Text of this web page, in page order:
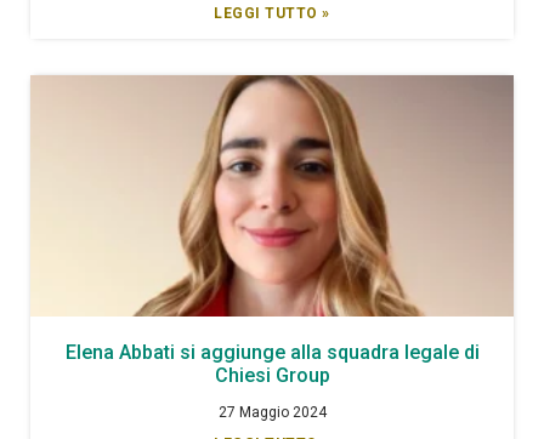
LEGGI TUTTO »
Elena Abbati si aggiunge alla squadra legale di
Chiesi Group
27 Maggio 2024